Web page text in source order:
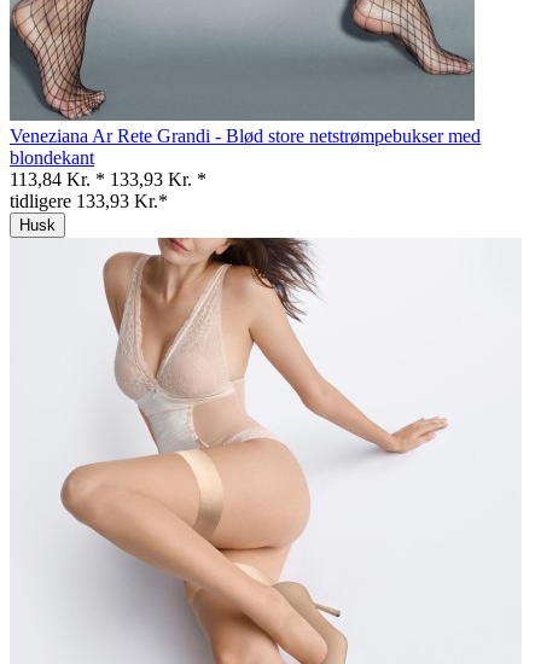
Veneziana Ar Rete Grandi - Blød store netstrømpebukser med
blondekant
113,84 Kr. * 133,93 Kr. *
tidligere 133,93 Kr.*
Husk